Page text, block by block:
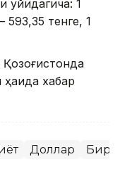
1
тенге, 1
хабар
Доллар